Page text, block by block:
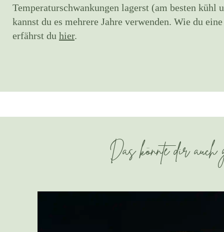
Temperaturschwankungen lagerst (am besten
kannst du es mehrere Jahre verwenden. Wie du
erfährst du hier.
Das könnte dir auch